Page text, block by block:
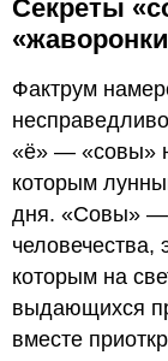
Секреты
Фактрум
«ё» — «совы»
которым
дня. «Совы» —
человечества,
которым на
выдающихся
вместе